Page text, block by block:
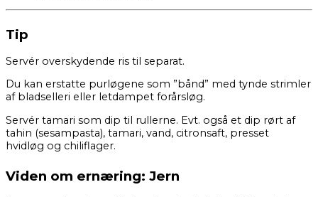
Tip
Servér overskydende ris til separat.
Du kan erstatte purløgene som ”bånd” med tynde strimler
af bladselleri eller letdampet forårsløg.
Servér tamari som dip til rullerne. Evt. også et dip rørt af
tahin (sesampasta), tamari, vand, citronsaft, presset
hvidløg og chiliflager.
Viden om ernæring: Jern